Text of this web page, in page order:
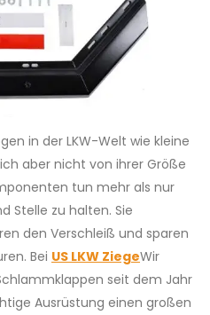
in der LKW-Welt wie kleine
aber nicht von ihrer Größe
tun mehr als nur
Stelle zu halten. Sie
den Verschleiß und sparen
Bei US LKW ZiegeWir
seit dem Jahr
Ausrüstung einen großen